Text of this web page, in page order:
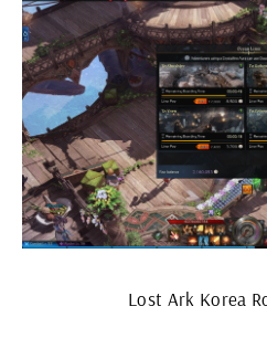
Lost Ark Korea